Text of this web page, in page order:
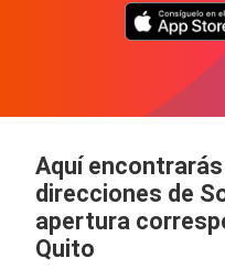
Aquí
direcciones de
apertura
Quito